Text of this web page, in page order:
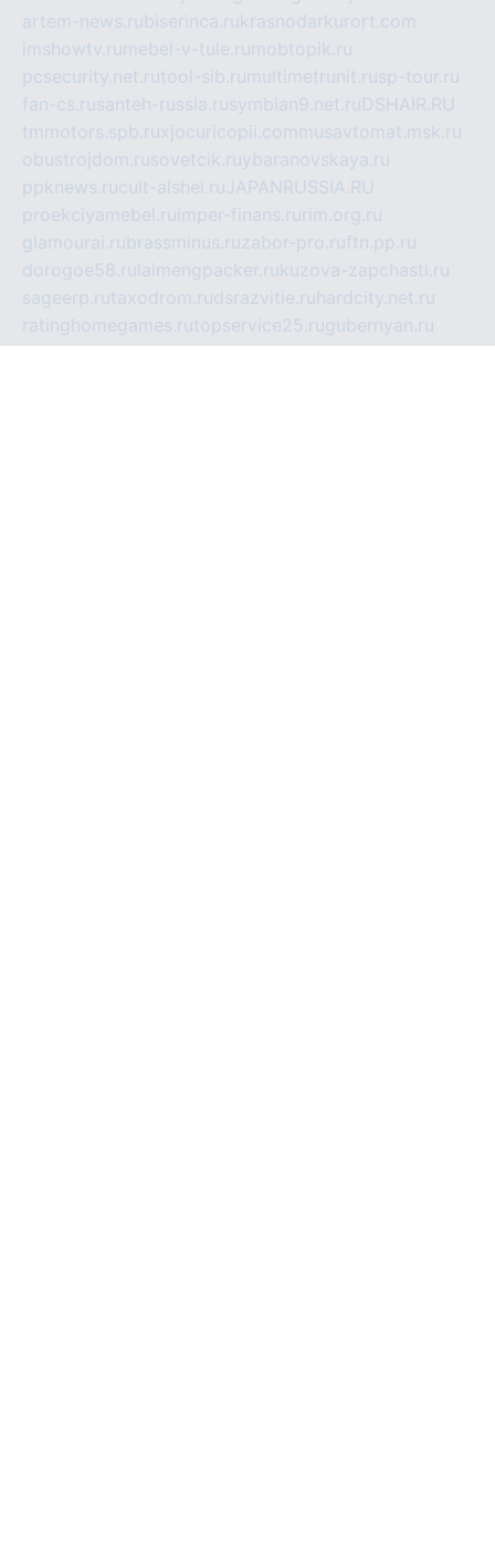
artem-news.rubiserinca.rukrasnodarkurort.com
imshowtv.ru mebel-v-tule.ru mobtopik.ru
pcsecurity.net.rutool-sib.ru multimetrunit.rusp-tour.ru
fan-cs.rusanteh-russia.rusymbian9.net.ruDSHAIR.RU
tmmotors.spb.ruxjocuricopii.com musavtomat.msk.ru
obustrojdom.rusovetcik.ruybaranovskaya.ru
ppknews.rucult-alshei.ruJAPANRUSSIA.RU
proekciyamebel.ru imper-finans.ru rim.org.ru
glamourai.rubrassminus.ruzabor-pro.ruftn.pp.ru
dorogoe58.ru laimengpacker.rukuzova-zapchasti.ru
sageerp.rutaxodrom.rudsrazvitie.ru hardcity.net.ru
ratinghomegames.rutopservice25.rugubernyan.ru
gtglasslined.ruii4.rutssport.spb.ruandorra24.com